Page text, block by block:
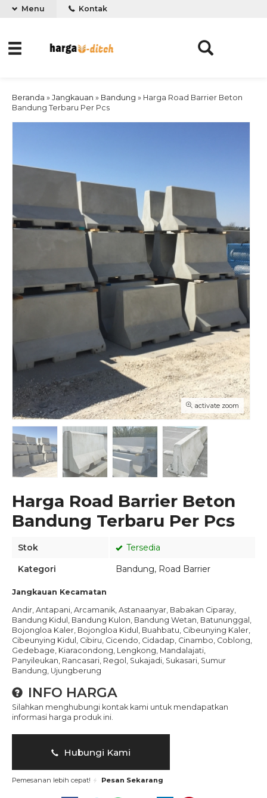
Menu Kontak
Beranda » Jangkauan » Bandung » Harga Road Barrier Beton
Bandung Terbaru Per Pcs
activate zoom
Harga Road Barrier Beton
Bandung Terbaru Per Pcs
Stok
Tersedia
Kategori
Bandung, Road Barrier
Jangkauan Kecamatan
Andir, Antapani, Arcamanik, Astanaanyar, Babakan Ciparay,
Bandung Kidul, Bandung Kulon, Bandung Wetan, Batununggal,
Bojongloa Kaler, Bojongloa Kidul, Buahbatu, Cibeunying Kaler,
Cibeunying Kidul, Cibiru, Cicendo, Cidadap, Cinambo, Coblong,
Gedebage, Kiaracondong, Lengkong, Mandalajati,
Panyileukan, Rancasari, Regol, Sukajadi, Sukasari, Sumur
Bandung, Ujungberung
INFO HARGA
Silahkan menghubungi kontak kami untuk mendapatkan
informasi harga produk ini.
Hubungi Kami
Pemesanan lebih cepat! Pesan Sekarang